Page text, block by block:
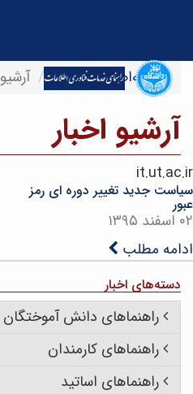
صفحه‌اصلی اخبار آرشیو
آرشیو اخبار
it.ut.ac.ir
سیاست جدید تغییر دوره ای رمز
عبور
۰۲ اسفند ۱۳۹۵
ادامه مطلب
دسته‌های اخبار
راهنماهای دانش آموختگان
راهنماهای کارمندان
راهنماهای اساتید